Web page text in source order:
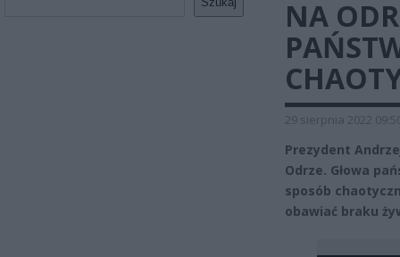
NA
29 sierpnia 2022
Prezydent
Odrze. Głowa
sposób
obawiać braku